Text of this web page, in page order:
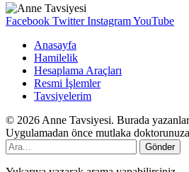
Facebook Twitter InstagramYouTube
Anasayfa
Hamilelik
Hesaplama Araçları
Resmi İşlemler
Tavsiyelerim
© 2026 Anne Tavsiyesi. Burada
Uygulamadan önce mutlaka doktorunuza
Gönder